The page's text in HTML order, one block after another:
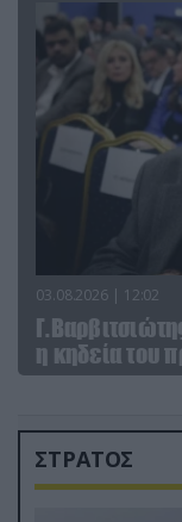
03.08.2026 | 12:02
η κηδεία του
ΣΤΡΑΤΟΣ